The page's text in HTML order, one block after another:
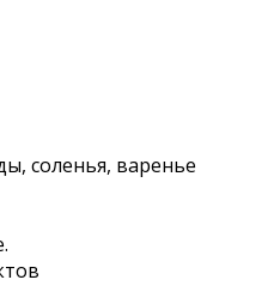
соленья, варенье